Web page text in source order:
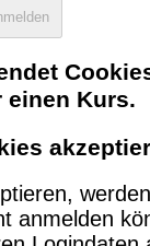
einen Kurs.
anmelden